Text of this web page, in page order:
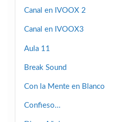
Canal en IVOOX 2
Canal en IVOOX3
Aula 11
Break Sound
Con la Mente en Blanco
Confieso…